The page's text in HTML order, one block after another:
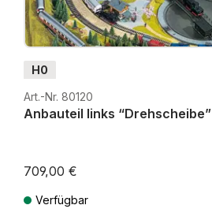
H0
Art.-Nr. 80120
Anbauteil links “Drehscheibe”
709,00 €
Verfügbar